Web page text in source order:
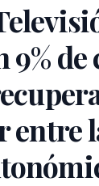
de
entre